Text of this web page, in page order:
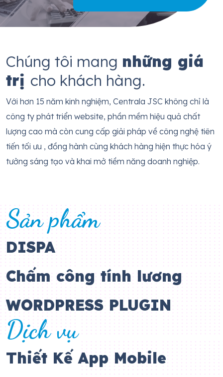
Chúng tôi mang những giá
trị cho khách hàng.
Với hơn 15 năm kinh nghiệm, Centrala JSC không chỉ là
công ty phát triển website, phần mềm hiệu quả chất
lượng cao mà còn cung cấp giải pháp về công nghệ tiên
tiến tối ưu , đồng hành cùng khách hàng hiện thực hóa ý
tưởng sáng tạo và khai mở tiềm năng doanh nghiệp.
Sản phẩm
DISPA
Chấm công tính lương
WORDPRESS PLUGIN
Dịch vụ
Thiết Kế App Mobile